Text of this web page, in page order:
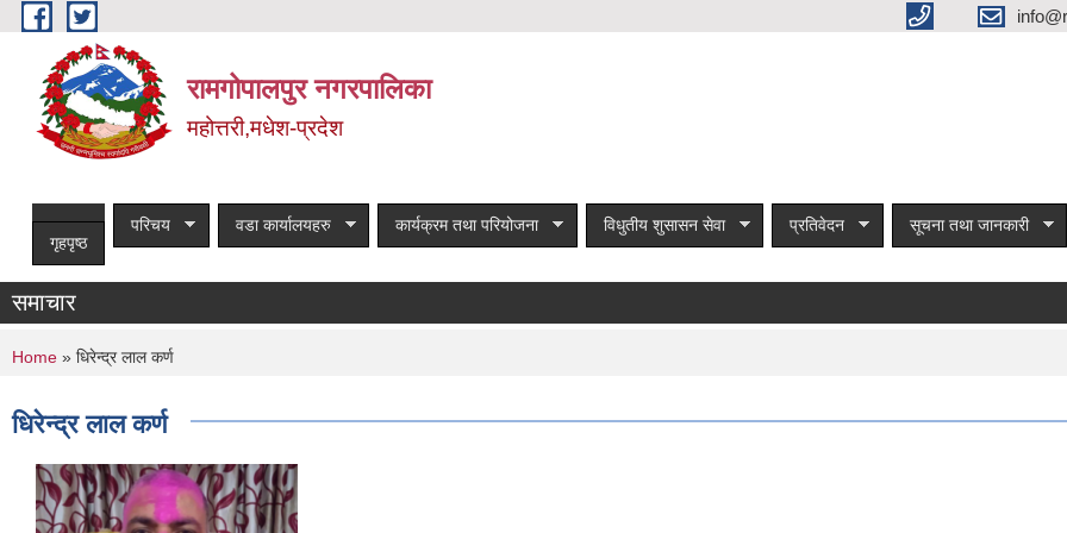
Skip to main content
रामगोपालपुर नगरपालिका
महोत्तरी,मधेश-प्रदेश
गृहपृष्ठ
परिचय वडा कार्यालयहरु कार्यक्रम तथा परियोजना विधुतीय शुसासन सेवा प्रतिवेदन सूचना तथा जानकारी
समाचार
You are here
Home » धिरेन्द्र लाल कर्ण
धिरेन्द्र लाल कर्ण